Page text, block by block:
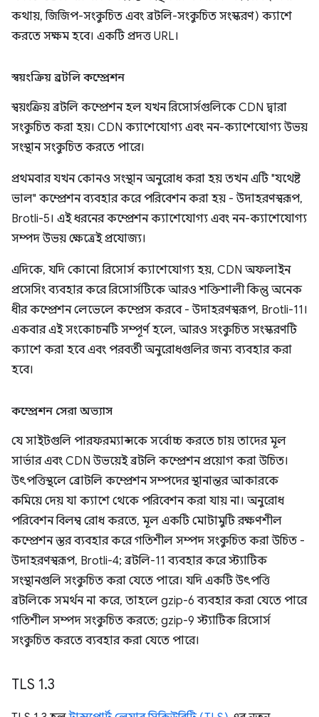
কথায়, জিজিপ-সংকুচিত এবং ব্রটলি-সংকুচিত সংস্করণ) ক্যাশে
করতে সক্ষম হবে। একটি প্রদত্ত URL।
স্বয়ংক্রিয় ব্রটলি কম্প্রেশন
স্বয়ংক্রিয় ব্রটলি কম্প্রেশন হল যখন রিসোর্সগুলিকে CDN দ্বারা
সংকুচিত করা হয়। CDN ক্যাশেযোগ্য এবং নন-ক্যাশেযোগ্য উভয়
সংস্থান সংকুচিত করতে পারে।
প্রথমবার যখন কোনও সংস্থান অনুরোধ করা হয় তখন এটি "যথেষ্ট
ভাল" কম্প্রেশন ব্যবহার করে পরিবেশন করা হয় - উদাহরণস্বরূপ,
Brotli-5। এই ধরনের কম্প্রেশন ক্যাশেযোগ্য এবং নন-ক্যাশেযোগ্য
সম্পদ উভয় ক্ষেত্রেই প্রযোজ্য।
এদিকে, যদি কোনো রিসোর্স ক্যাশেযোগ্য হয়, CDN অফলাইন
প্রসেসিং ব্যবহার করে রিসোর্সটিকে আরও শক্তিশালী কিন্তু অনেক
ধীর কম্প্রেশন লেভেলে কম্প্রেস করবে - উদাহরণস্বরূপ, Brotli-11।
একবার এই সংকোচনটি সম্পূর্ণ হলে, আরও সংকুচিত সংস্করণটি
ক্যাশে করা হবে এবং পরবর্তী অনুরোধগুলির জন্য ব্যবহার করা
হবে।
কম্প্রেশন সেরা অভ্যাস
যে সাইটগুলি পারফরম্যান্সকে সর্বোচ্চ করতে চায় তাদের মূল
সার্ভার এবং CDN উভয়েই ব্রটলি কম্প্রেশন প্রয়োগ করা উচিত।
উৎপত্তিস্থলে ব্রোটলি কম্প্রেশন সম্পদের স্থানান্তর আকারকে
কমিয়ে দেয় যা ক্যাশে থেকে পরিবেশন করা যায় না। অনুরোধ
পরিবেশন বিলম্ব রোধ করতে, মূল একটি মোটামুটি রক্ষণশীল
কম্প্রেশন স্তর ব্যবহার করে গতিশীল সম্পদ সংকুচিত করা উচিত -
উদাহরণস্বরূপ, Brotli-4; ব্রটলি-11 ব্যবহার করে স্ট্যাটিক
সংস্থানগুলি সংকুচিত করা যেতে পারে। যদি একটি উৎপত্তি
ব্রটলিকে সমর্থন না করে, তাহলে gzip-6 ব্যবহার করা যেতে পারে
গতিশীল সম্পদ সংকুচিত করতে; gzip-9 স্ট্যাটিক রিসোর্স
সংকুচিত করতে ব্যবহার করা যেতে পারে।
TLS 1.3